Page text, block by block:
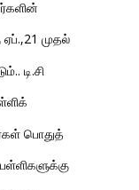
ஏப்.,21 முதல்
டி.சி
பொதுத்